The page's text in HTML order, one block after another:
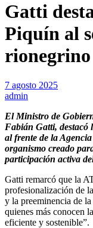
Gatti
Piquín al
rionegrino
7 agosto 2025
admin
El Ministro de
Fabián Gatti,
al frente de la
organismo creado
participación activa
Gatti remarcó que la
profesionalización de
y la preeminencia de
quienes más conocen
eficiente y sostenible”.